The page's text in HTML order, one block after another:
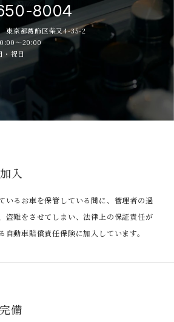
8004
東京都葛飾区柴又4-35-2
～20:00
・祝日
入
いるお車を保管している間に、管理者の過
盗難をさせてしまい、法律上の保証責任が
自動車賠償責任保険に加入しています。
備